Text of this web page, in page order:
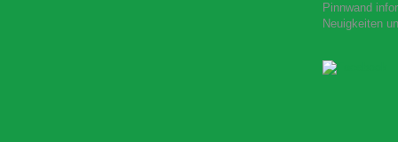
Pinnwand
Neuigkeiten